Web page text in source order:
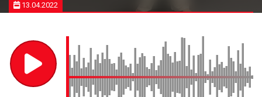
13.04.2022